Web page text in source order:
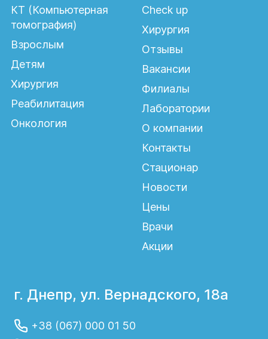
механического давления на участок
введения жира и строго придерживаться
всех рекомендаций врача для
обеспечения максимальной
приживляемости жировых клеток.
КТ (Компьютерная
томография)
Взрослым
Детям
Хирургия
Реабилитация
Онкология
Check up
Хирургия
Отзывы
Вакансии
Филиалы
Лаборатории
О компании
Контакты
Стационар
Новости
Цены
Врачи
Акции
г. Днепр, ул. Вернадского, 18а
+38 (067) 000 01 50